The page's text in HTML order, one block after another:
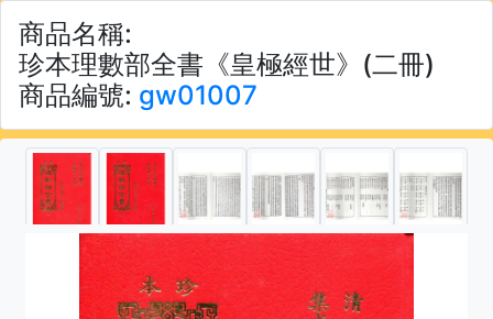
商品名稱:
珍本理數部全書《皇極經世》(二冊)
商品編號: gw01007